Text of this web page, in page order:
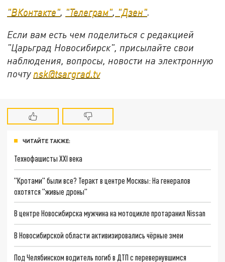
"ВКонтакте" "Телеграм" "Дзен"
Если вам есть чем поделиться с редакцией
"Царьград Новосибирск", присылайте свои
наблюдения, вопросы, новости на электронную
почту nsk@tsargrad.tv
ЧИТАЙТЕ ТАКЖЕ:
Технофашисты XXI века
"Кротами" были все? Теракт в центре Москвы: На генералов
охотятся "живые дроны"
В центре Новосибирска мужчина на мотоцикле протаранил Nissan
В Новосибирской области активизировались чёрные змеи
Под Челябинском водитель погиб в ДТП с перевернувшимся